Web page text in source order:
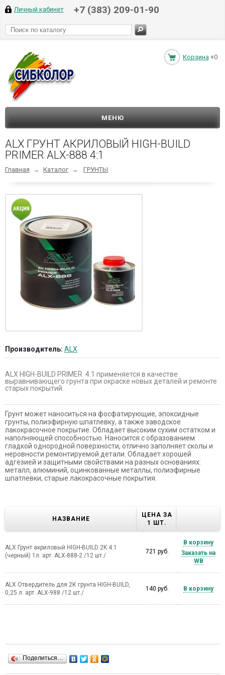
Личный кабинет +7 (383) 209-01-90
Корзина +0
МЕНЮ
ALX ГРУНТ АКРИЛОВЫЙ HIGH-BUILD
PRIMER ALX-888 4:1
Главная → Каталог → ГРУНТЫ
Производитель: ALX
ALX HIGH-BUILD PRIMER 4:1 применяется в качестве
выравнивающего грунта при окраске новых деталей и ремонте
старых покрытий.
Грунт может наноситься на фосфатирующие, эпоксидные
грунты, полиэфирную шпатлевку, а также заводское
лакокрасочное покрытие. Обладает высоким сухим остатком и
наполняющей способностью. Наносится с образованием
гладкой однородной поверхности, отлично заполняет сколы и
неровности ремонтируемой детали. Обладает хорошей
адгезией и защитными свойствами на разных основаниях:
металл, алюминий, оцинкованные металлы, полиэфирные
шпатлевки, старые лакокрасочные покрытия.
НАЗВАНИЕ
ЦЕНА ЗА
1 ШТ.
ALX Грунт акриловый HIGH-BUILD 2K 4:1
(черный) 1л. арт. ALX-888-2 /12 шт./
721 руб.
В корзину
Заказать на
WB
ALX Отвердитель для 2К грунта HIGH-BUILD,
0,25 л. арт. ALX-988 /12 шт./
140 руб. В корзину
Поделиться…